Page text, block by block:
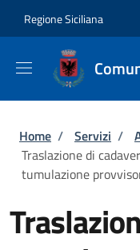
Regione Siciliana
Briciole di
Home / Servizi /
Traslazione di
tumulazione